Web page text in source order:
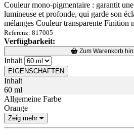
Couleur mono-pigmentaire : garantit
lumineuse et profonde, qui garde son
mélanges Couleur transparente Finition
Referenz: 817005
Verfügbarkeit:
Loading...
Loading... Zum Warenkorb
Inhalt
EIGENSCHAFTEN
Inhalt
60 ml
Allgemeine Farbe
Orange
Zeig mehr